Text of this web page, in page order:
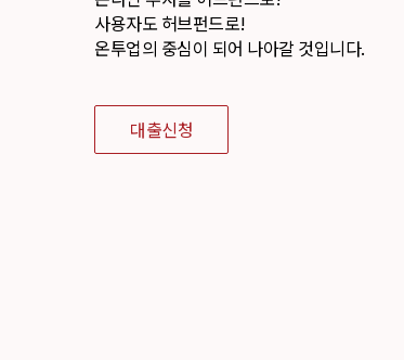
사용자도 허브펀드로!
온투업의 중심이 되어 나아갈 것입니다.
대출신청